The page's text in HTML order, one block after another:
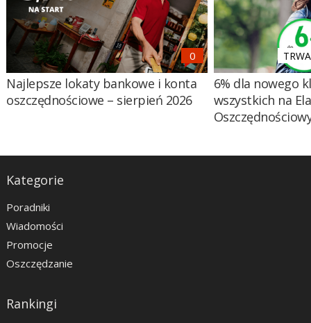
Najlepsze lokaty bankowe i konta
oszczędnościowe – sierpień 2026
6% dla nowego
wszystkich na
Kategorie
Poradniki
Wiadomości
Promocje
Oszczędzanie
Rankingi